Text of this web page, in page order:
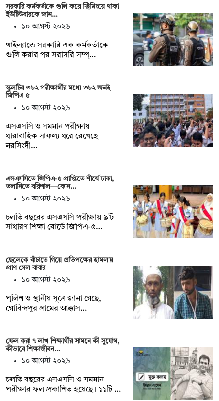
সরকারি কর্মকর্তাকে গুলি করে স্ট্রিমিংয়ে থাকা
ইউটিউবারকে জান…
১০ আগস্ট ২০২৬
থাইল্যান্ডে সরকারি এক কর্মকর্তাকে
গুলি করার পর সরাসরি সম্প্…
স্কুলটির ৩৮২ পরীক্ষার্থীর মধ্যে ৩৮২ জনই
জিপিএ ৫
১০ আগস্ট ২০২৬
এসএসসি ও সমমান পরীক্ষায়
ধারাবাহিক সাফল্য ধরে রেখেছে
নরসিংদী…
এসএসসিতে জিপিএ-৫ প্রাপ্তিতে শীর্ষে ঢাকা,
তলানিতে বরিশাল—কোন…
১০ আগস্ট ২০২৬
চলতি বছরের এসএসসি পরীক্ষায় ৯টি
সাধারণ শিক্ষা বোর্ডে জিপিএ-৫…
ছেলেকে বাঁচাতে গিয়ে প্রতিপক্ষের হামলায়
প্রাণ গেল বাবার
১০ আগস্ট ২০২৬
পুলিশ ও স্থানীয় সূত্রে জানা গেছে,
গোবিন্দপুর গ্রামের আক্কাস…
ফেল করা ৭ লাখ শিক্ষার্থীর সামনে কী সুযোগ,
কীভাবে শিক্ষাজীবন…
১০ আগস্ট ২০২৬
চলতি বছরের এসএসসি ও সমমান
পরীক্ষার ফল প্রকাশিত হয়েছে। ১১টি …